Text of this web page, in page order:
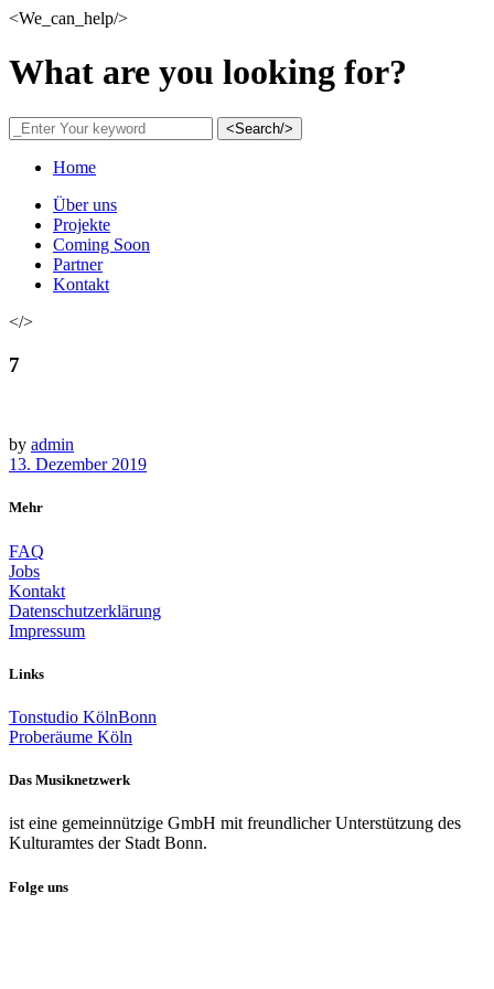
<We_can_help/>
What are you looking for?
<Search/>
Home
Über uns
Projekte
Coming Soon
Partner
Kontakt
</>
7
by admin
13. Dezember 2019
Mehr
FAQ
Jobs
Kontakt
Datenschutzerklärung
Impressum
Links
Tonstudio KölnBonn
Proberäume Köln
Das Musiknetzwerk
ist eine gemeinnützige GmbH mit freundlicher Unterstützung des
Kulturamtes der Stadt Bonn.
Folge uns